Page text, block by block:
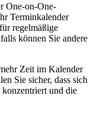
One-on-One-
Terminkalender
regelmäßige
können Sie andere
Zeit im Kalender
Sie sicher, dass sich
und die